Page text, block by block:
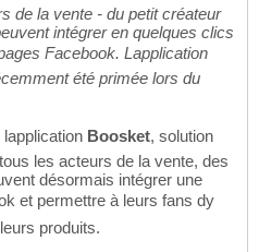
de la vente - du petit créateur
intégrer en quelques clics
Facebook. Lapplication
été primée lors du
Boosket, solution
les acteurs de la vente, des
désormais intégrer une
et permettre à leurs fans dy
produits.